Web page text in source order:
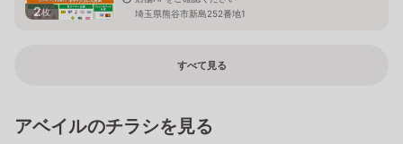
2枚
埼玉県熊谷市新島252番地1
すべて見る
アベイルのチラシを見る